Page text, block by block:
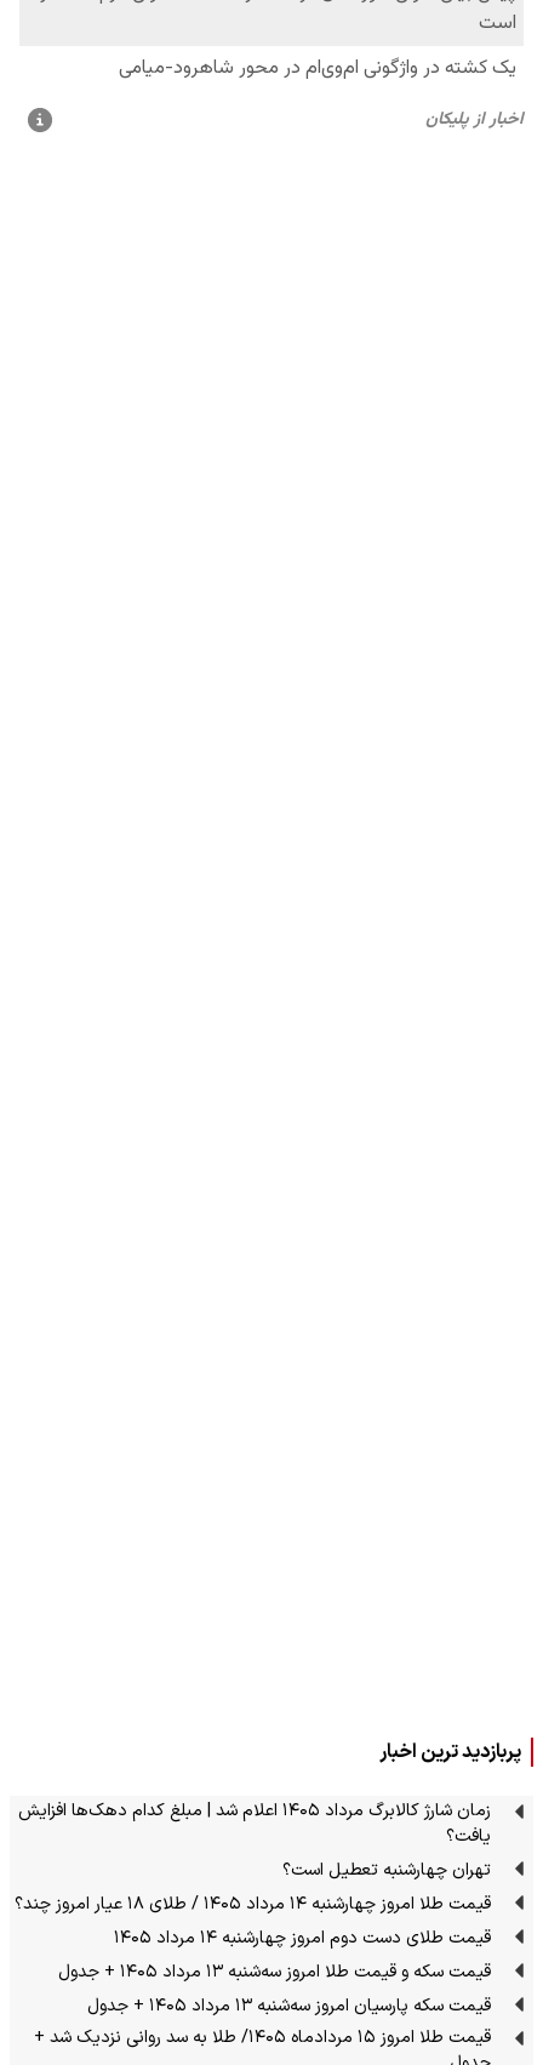
پربازدید ترین اخبار
زمان شارژ کالابرگ مرداد ۱۴۰۵ اعلام شد | مبلغ کدام دهک‌ها افزایش
یافت؟
تهران چهارشنبه تعطیل است؟
قیمت طلا امروز چهارشنبه ۱۴ مرداد ۱۴۰۵ / طلای ۱۸ عیار امروز چند؟
قیمت طلای دست دوم امروز چهارشنبه ۱۴ مرداد ۱۴۰۵
قیمت سکه و قیمت طلا امروز سه‌شنبه ۱۳ مرداد ۱۴۰۵ + جدول
قیمت سکه پارسیان امروز سه‌شنبه ۱۳ مرداد ۱۴۰۵ + جدول
قیمت طلا امروز ۱۵ مردادماه ۱۴۰۵/ طلا به سد روانی نزدیک شد +